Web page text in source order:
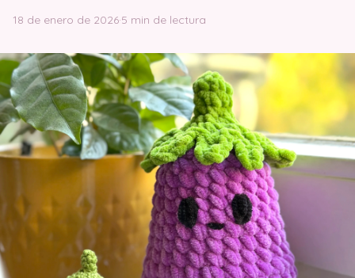
18 de enero de 2026·5 min de lectura